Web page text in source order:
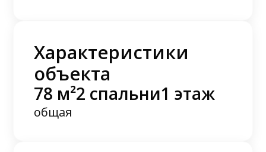
Характеристики
объекта
78 м²
общая
2 спальни1 этаж